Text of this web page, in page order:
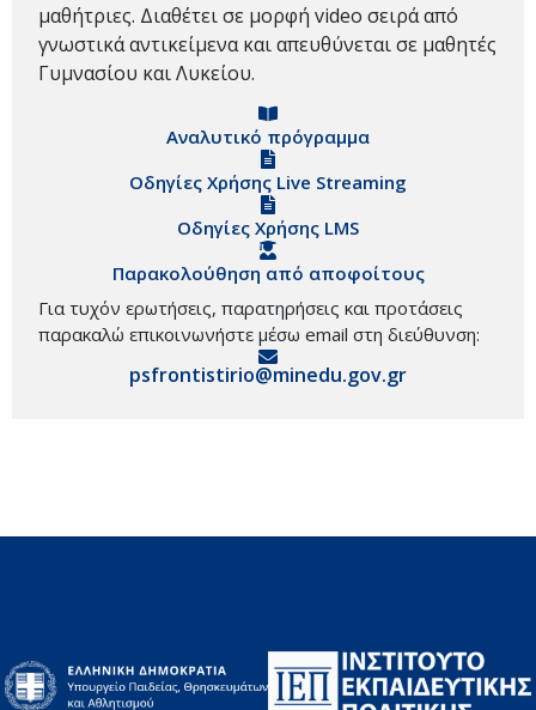
μαθήτριες. Διαθέτει σε μορφή video σειρά από
γνωστικά αντικείμενα και απευθύνεται σε μαθητές
Γυμνασίου και Λυκείου.
Αναλυτικό πρόγραμμα
Οδηγίες Χρήσης Live Streaming
Οδηγίες Χρήσης LMS
Παρακολούθηση από αποφοίτους
Για τυχόν ερωτήσεις, παρατηρήσεις και προτάσεις
παρακαλώ επικοινωνήστε μέσω email στη διεύθυνση:
psfrontistirio@minedu.gov.gr